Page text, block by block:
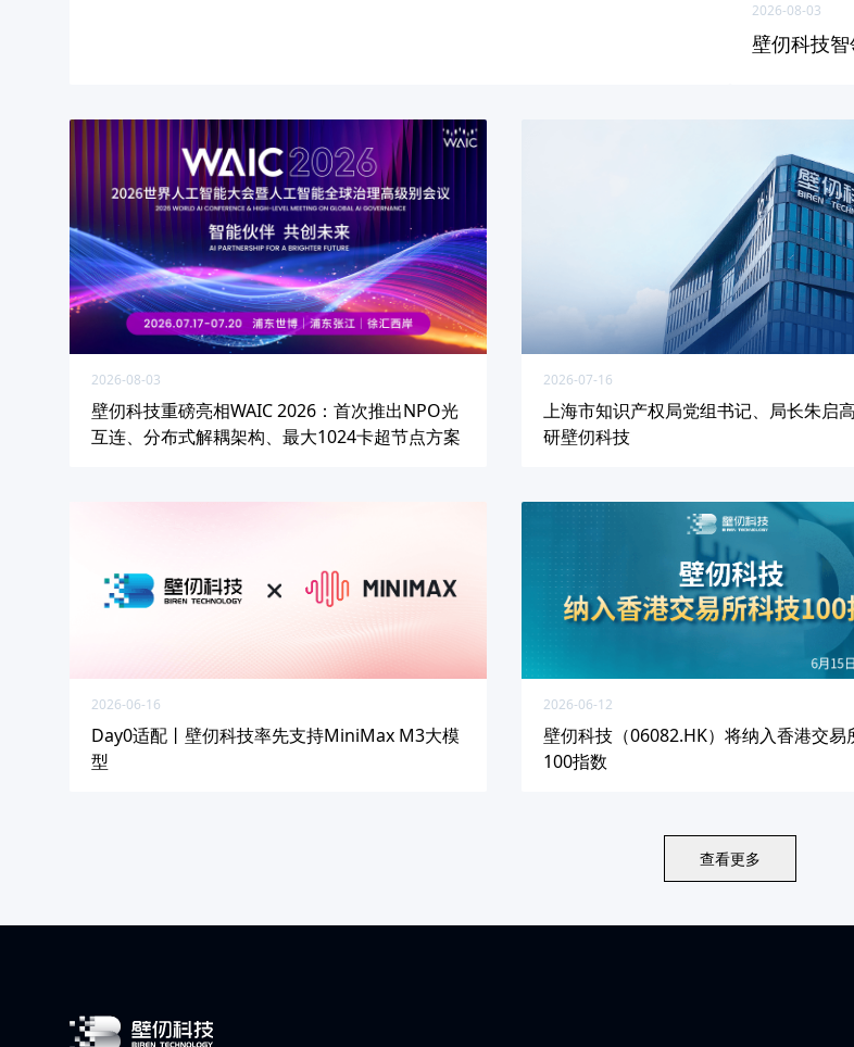
2026-08-03
壁仞科技
2026-08-03
壁仞科技重磅亮相WAIC 2026：首次推出NPO光
互连、分布式解耦架构、最大1024卡超节点方案
2026-07-16
上海市知识产权局党组书记、局长朱启
研壁仞科技
2026-06-16
Day0适配丨壁仞科技率先支持MiniMax M3大模
型
2026-06-12
壁仞科技（06082.HK）将纳入香港交易
100指数
查看更多